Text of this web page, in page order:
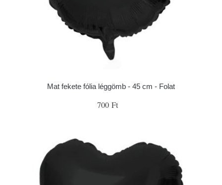
Mat fekete fólia léggömb - 45 cm - Folat
700 Ft